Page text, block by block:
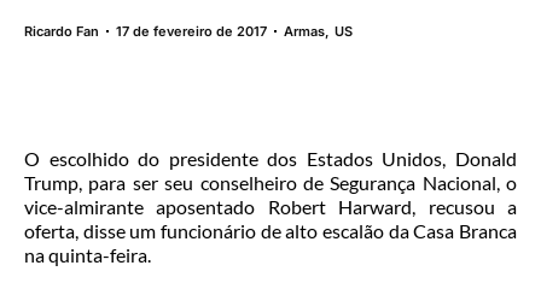
Ricardo Fan 17 de fevereiro de 2017 Armas,US
O escolhido do presidente dos Estados Unidos, Donald
Trump, para ser seu conselheiro de Segurança Nacional, o
vice-almirante aposentado Robert Harward, recusou a
oferta, disse um funcionário de alto escalão da Casa Branca
na quinta-feira.